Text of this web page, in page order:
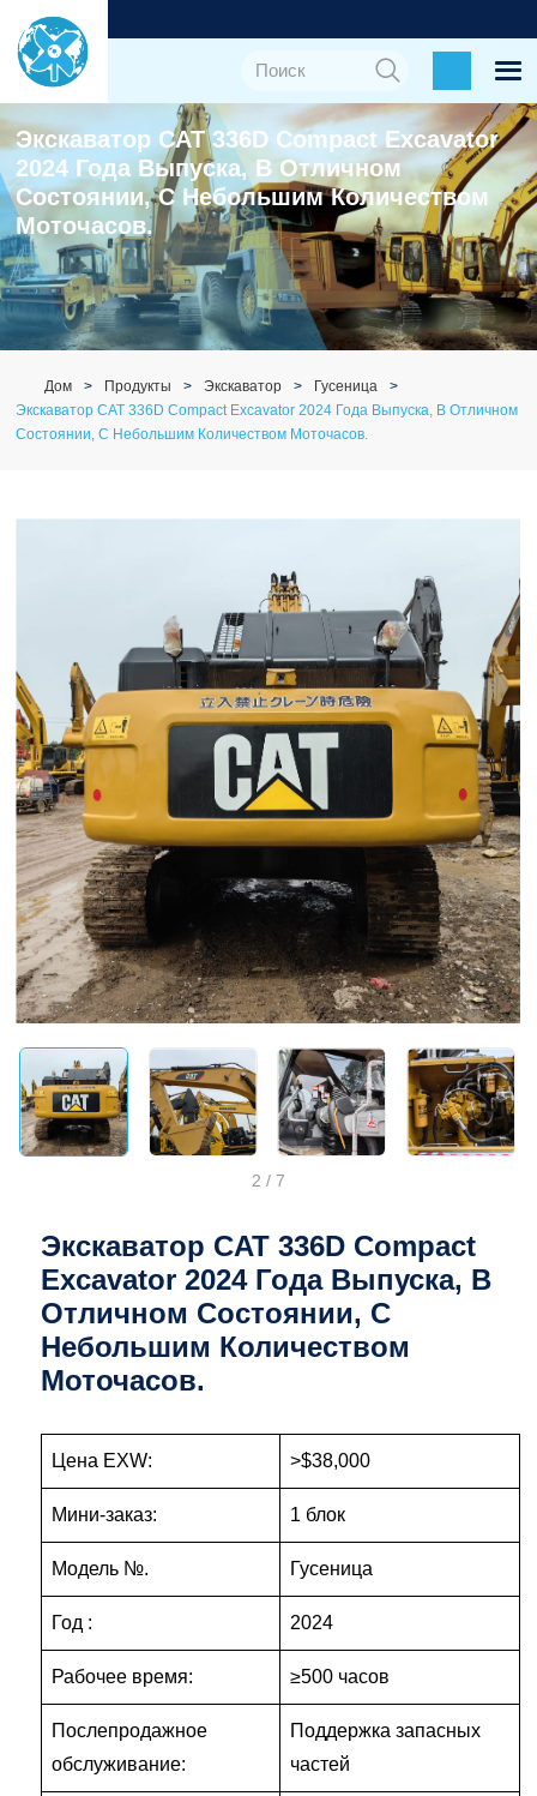
Экскаватор CAT 336D Compact Excavator
2024 Года Выпуска, В Отличном
Состоянии, С Небольшим Количеством
Моточасов.
Дом Продукты Экскаватор
Гусеница
Экскаватор CAT 336D Compact Excavator 2024 Года Выпуска, В Отличном
Состоянии, С Небольшим Количеством Моточасов.
2 / 7
Экскаватор CAT 336D Compact
Excavator 2024 Года Выпуска, В
Отличном Состоянии, С
Небольшим Количеством
Моточасов.
Цена EXW: >$38,000
Мини-заказ: 1 блок
Модель №. Гусеница
Год : 2024
Рабочее время: ≥500 часов
Послепродажное
обслуживание:
Поддержка запасных
частей